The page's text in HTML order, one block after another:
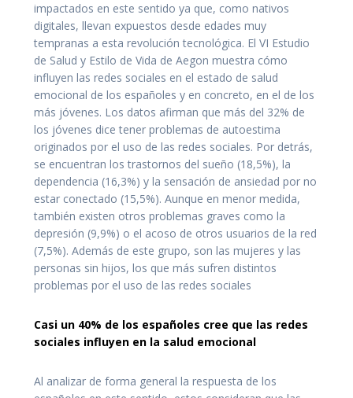
impactados en este sentido ya que, como nativos
digitales, llevan expuestos desde edades muy
tempranas a esta revolución tecnológica. El VI Estudio
de Salud y Estilo de Vida de Aegon muestra cómo
influyen las redes sociales en el estado de salud
emocional de los españoles y en concreto, en el de los
más jóvenes. Los datos afirman que más del 32% de
los jóvenes dice tener problemas de autoestima
originados por el uso de las redes sociales. Por detrás,
se encuentran los trastornos del sueño (18,5%), la
dependencia (16,3%) y la sensación de ansiedad por no
estar conectado (15,5%). Aunque en menor medida,
también existen otros problemas graves como la
depresión (9,9%) o el acoso de otros usuarios de la red
(7,5%). Además de este grupo, son las mujeres y las
personas sin hijos, los que más sufren distintos
problemas por el uso de las redes sociales
Casi un 40% de los españoles cree que las redes
sociales influyen en la salud emocional
Al analizar de forma general la respuesta de los